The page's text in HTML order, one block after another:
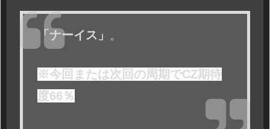
「ナーイス」 。
※今回または次回の周期でCZ期待
度66％